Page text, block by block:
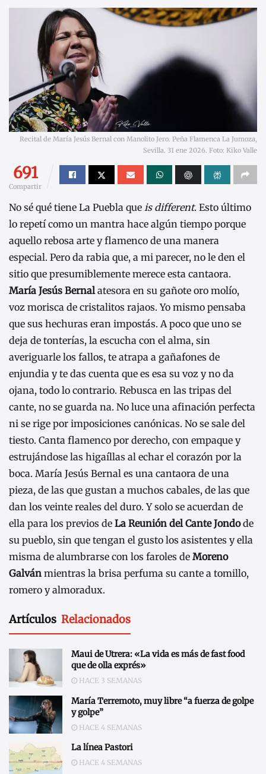
Recital de María Jesús Bernal con Manolito Jero. Peña Flamenca La Jumoza,
Sevilla. 31 ene 2026. Foto: Kiko Valle
691
Compartir
No sé qué tiene La Puebla que is different. Esto último
lo repetí como un mantra hace algún tiempo porque
aquello rebosa arte y flamenco de una manera
especial. Pero da rabia que, a mi parecer, no le den el
sitio que presumiblemente merece esta cantaora.
María Jesús Bernalatesora en su gañote oro molío,
voz morisca de cristalitos rajaos. Yo mismo pensaba
que sus hechuras eran impostás. A poco que uno se
deja de tonterías, la escucha con el alma, sin
averiguarle los fallos, te atrapa a gañafones de
enjundia y te das cuenta que es esa su voz y no da
ojana, todo lo contrario. Rebusca en las tripas del
cante, no se guarda na. No luce una afinación perfecta
ni se rige por imposiciones canónicas. No se sale del
tiesto. Canta flamenco por derecho, con empaque y
estrujándose las higaíllas al echar el corazón por la
boca. María Jesús Bernal es una cantaora de una
pieza, de las que gustan a muchos cabales, de las que
dan los veinte reales del duro. Y solo se acuerdan de
ella para los previos de La Reunión del Cante Jondode
su pueblo, sin que tengan el gusto los asistentes y ella
misma de alumbrarse con los faroles de Moreno
Galván mientras la brisa perfuma su cante a tomillo,
romero y almoradux.
Artículos Relacionados
Maui de Utrera: «La vida es más de fast food
que de olla exprés»
HACE 3 SEMANAS
María Terremoto, muy libre “a fuerza de golpe
y golpe”
HACE 4 SEMANAS
La línea Pastori
HACE 4 SEMANAS